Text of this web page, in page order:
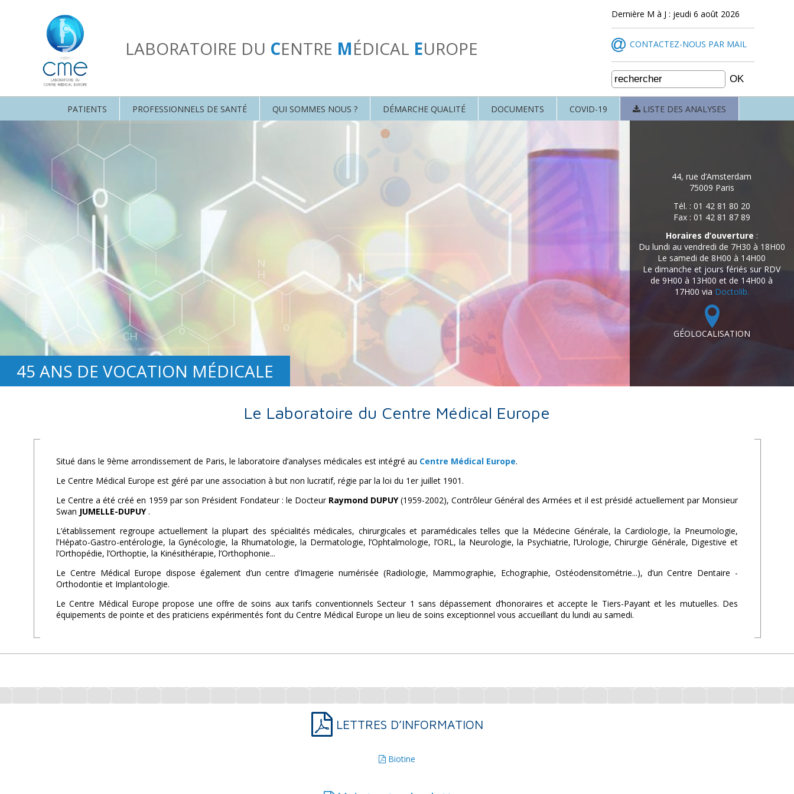
LABORATOIRE DU CENTRE MÉDICAL EUROPE
Dernière M à J : jeudi 6 août 2026
CONTACTEZ-NOUS PAR MAIL
PATIENTS PROFESSIONNELS DE SANTÉ QUI SOMMES NOUS ? DÉMARCHE QUALITÉ DOCUMENTS COVID-19 LISTE DES ANALYSES
44, rue d’Amsterdam
75009 Paris
Tél. : 01 42 81 80 20
Fax : 01 42 81 87 89
Horaires d’ouverture :
Du lundi au vendredi de 7H30 à 18H00
Le samedi de 8H00 à 14H00
Le dimanche et jours fériés sur RDV
de 9H00 à 13H00 et de 14H00 à
17H00 via Doctolib.
GÉOLOCALISATION
45 ANS DE VOCATION MÉDICALE
Le Laboratoire du Centre Médical Europe
Situé dans le 9ème arrondissement de Paris, le laboratoire d’analyses médicales est intégré au Centre Médical Europe.
Le Centre Médical Europe est géré par une association à but non lucratif, régie par la loi du 1er juillet 1901.
Le Centre a été créé en 1959 par son Président Fondateur : le Docteur Raymond DUPUY(1959-2002), Contrôleur Général des Armées et il est présidé actuellement par Monsieur
Swan JUMELLE-DUPUY .
L’établissement regroupe actuellement la plupart des spécialités médicales, chirurgicales et paramédicales telles que la Médecine Générale, la Cardiologie, la Pneumologie,
l’Hépato-Gastro-entérologie, la Gynécologie, la Rhumatologie, la Dermatologie, l’Ophtalmologie, l’ORL, la Neurologie, la Psychiatrie, l’Urologie, Chirurgie Générale, Digestive et
l’Orthopédie, l’Orthoptie, la Kinésithérapie, l’Orthophonie...
Le Centre Médical Europe dispose également d’un centre d’Imagerie numérisée (Radiologie, Mammographie, Echographie, Ostéodensitométrie...), d’un Centre Dentaire -
Orthodontie et Implantologie.
Le Centre Médical Europe propose une offre de soins aux tarifs conventionnels Secteur 1 sans dépassement d’honoraires et accepte le Tiers-Payant et les mutuelles. Des
équipements de pointe et des praticiens expérimentés font du Centre Médical Europe un lieu de soins exceptionnel vous accueillant du lundi au samedi.
LETTRES D’INFORMATION
Biotine